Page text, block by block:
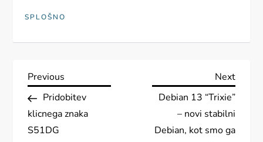
SPLOŠNO
N
a
Previous
Post
Previous
Pridobitev
klicnega znaka
S51DG
Next
Post
Next
Debian 13 “Trixie”
– novi stabilni
Debian, kot smo ga